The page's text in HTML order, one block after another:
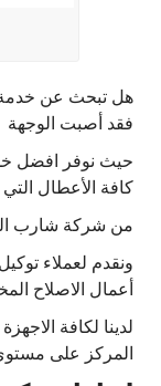
هل تبحث عن خدمة
فقد أصبت الوجهة
حيث نوفر افضل
كافة الأعطال التي
من شركة شارب
ونقدم لعملاء
أعمال الاصلاح
لدينا لكافة
المركز على